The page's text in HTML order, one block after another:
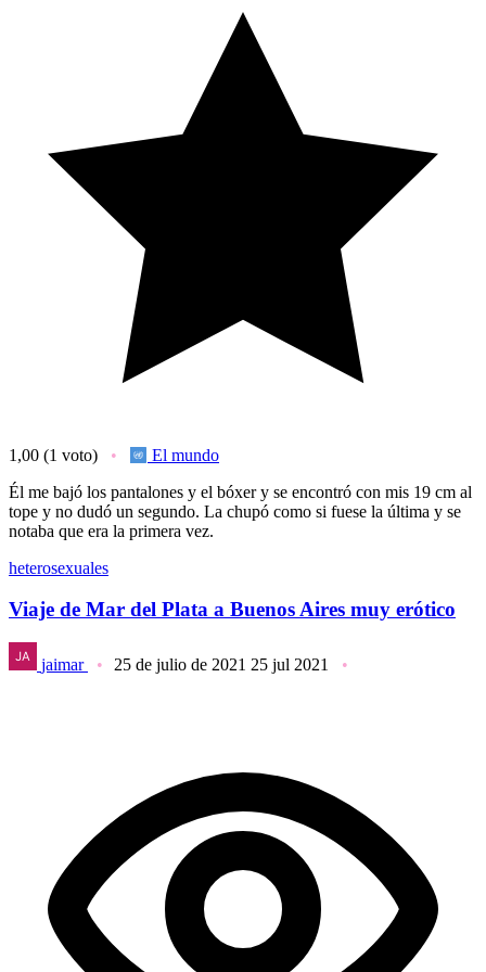
1,00 (1 voto)
El mundo
Él me bajó los pantalones y el bóxer y se encontró con mis 19 cm al
tope y no dudó un segundo. La chupó como si fuese la última y se
notaba que era la primera vez.
heterosexuales
Viaje de Mar del Plata a Buenos Aires muy erótico
jaimar 25 de julio de 2021 25 jul 2021